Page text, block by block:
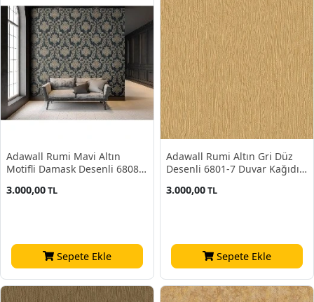
Adawall Rumi Mavi Altın
Motifli Damask Desenli 6808-5
3.000,00TL
Sepete Ekle
Adawall Rumi Altın Gri Düz
Desenli 6801-7 Duvar Kağıdı
3.000,00TL
Sepete Ekle